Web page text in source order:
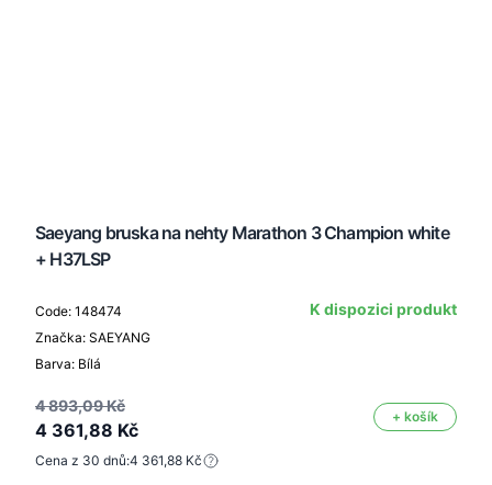
Saeyang bruska na nehty Marathon 3 Champion white
+ H37LSP
Code: 148474
Značka: SAEYANG
Barva: Bílá
K dispozici produkt
4 893,09 Kč
4 361,88 Kč
+ košík
Cena z 30 dnů:4 361,88 Kč